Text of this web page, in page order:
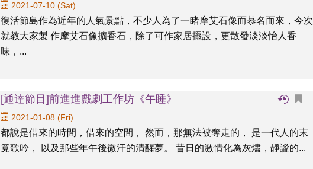
2021-07-10 (Sat)
復活節島作為近年的人氣景點，不少人為了一睹摩艾石像而慕名而來，今次
就教大家製 作摩艾石像擴香石，除了可作家居擺設，更散發淡淡怡人香
味，...
[通達節目]前進進戲劇工作坊《午睡》
2021-01-08 (Fri)
都說是借來的時間，借來的空間， 然而，那無法被奪走的， 是一代人的末
竟歌吟， 以及那些年午後微汗的清醒夢。 昔日的激情化為灰燼，靜謐的...